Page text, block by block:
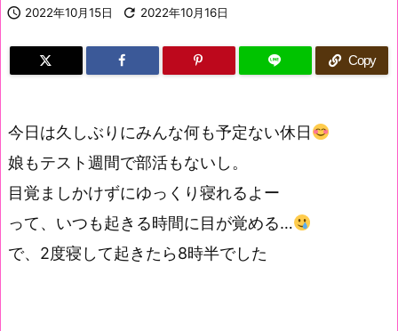
 2022年10月15日  2022年10月16日
Copy
今日は久しぶりにみんな何も予定ない休日
娘もテスト週間で部活もないし。
目覚ましかけずにゆっくり寝れるよー
って、いつも起きる時間に目が覚める…
で、2度寝して起きたら8時半でした